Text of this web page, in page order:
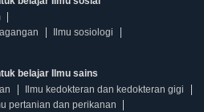
Ilmu sosiologi
belajar Ilmu sains
Ilmu kedokteran dan kedokteran gigi
pertanian dan perikanan